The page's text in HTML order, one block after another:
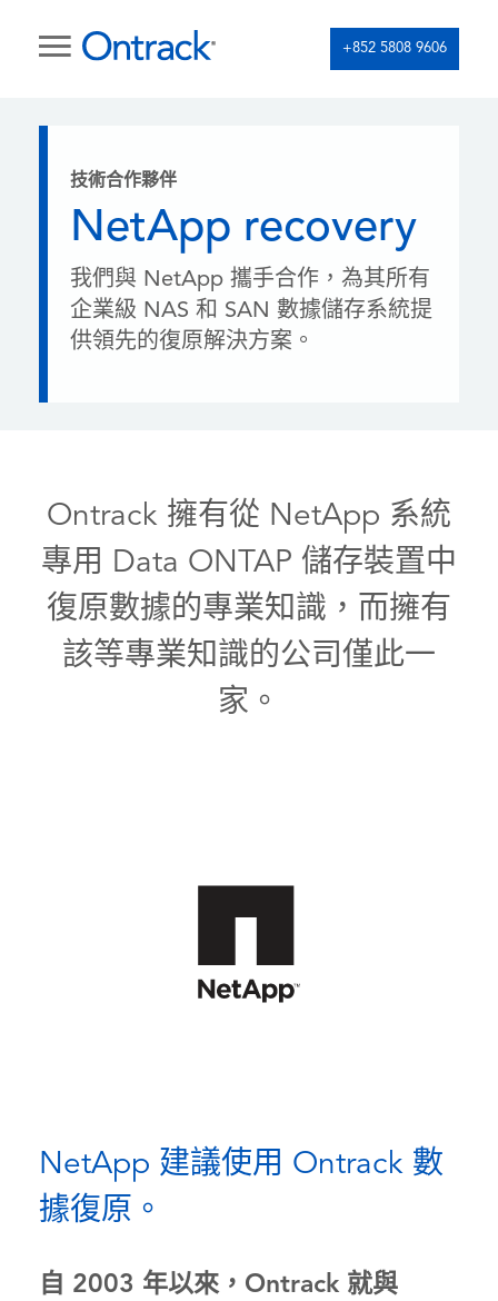
+852 5808 9606
技術合作夥伴
NetApp recovery
我們與 NetApp 攜手合作，為其所有
企業級 NAS 和 SAN 數據儲存系統提
供領先的復原解決方案。
Ontrack 擁有從 NetApp 系統
專用 Data ONTAP 儲存裝置中
復原數據的專業知識，而擁有
該等專業知識的公司僅此一
家。
NetApp 建議使用 Ontrack 數
據復原。
自 2003 年以來，Ontrack 就與